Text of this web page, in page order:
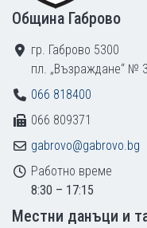
Община Габрово
гр. Габрово 5300
пл. „Възраждане“ № 3
066 818400
066 809371
gabrovo@gabrovo.bg
Работно време
8:30 – 17:15
Местни данъци и